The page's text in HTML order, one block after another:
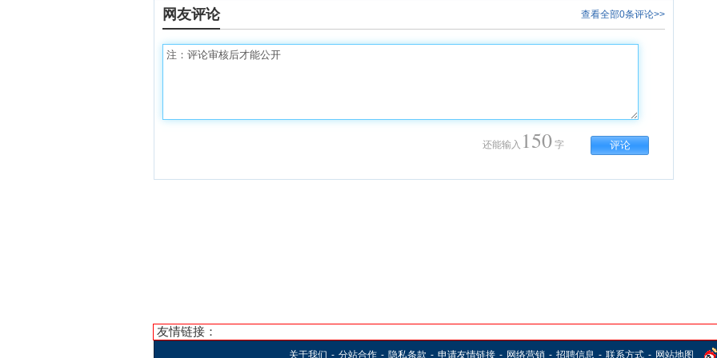
网友评论 查看全部0条评论>>
还能输入 150 字
友情链接：
关于我们 - 分站合作 - 隐私条款 - 申请友情链接 - 网络营销 - 招聘信息 - 联系方式 - 网站地图